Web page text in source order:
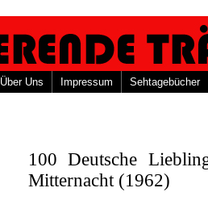
Über Uns Impressum Sehtagebücher
100 Deutsche
Mitternacht (1962)